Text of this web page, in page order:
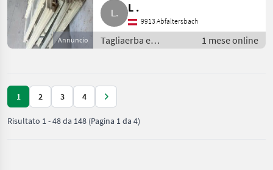
Annuncio
L .
9913 Abfaltersbach
Tagliaerba e
macchine da
1 mese online
1 2 3 4
Risultato 1-48da 148 (Pagina 1 da 4)